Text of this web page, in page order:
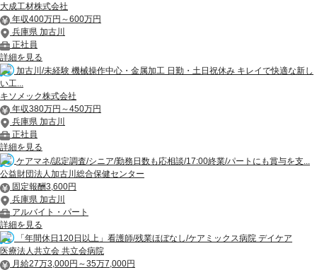
大成工材株式会社
年収400万円～600万円
兵庫県 加古川
正社員
詳細を見る
加古川/未経験 機械操作中心・金属加工 日勤・土日祝休み キレイで快適な新し
い工...
キソメック株式会社
年収380万円～450万円
兵庫県 加古川
正社員
詳細を見る
ケアマネ/認定調査/シニア/勤務日数も応相談/17:00終業/パートにも賞与を支...
公益財団法人加古川総合保健センター
固定報酬3,600円
兵庫県 加古川
アルバイト・パート
詳細を見る
「年間休日120日以上」看護師/残業ほぼなし/ケアミックス病院 デイケア
医療法人共立会 共立会病院
月給27万3,000円～35万7,000円